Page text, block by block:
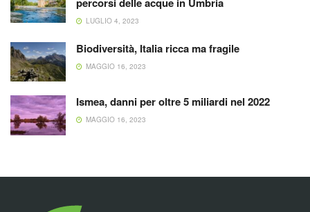
LUGLIO 4, 2023
Biodiversità, Italia ricca ma fragile
MAGGIO 16, 2023
Ismea, danni per oltre 5 miliardi nel 2022
MAGGIO 16, 2023